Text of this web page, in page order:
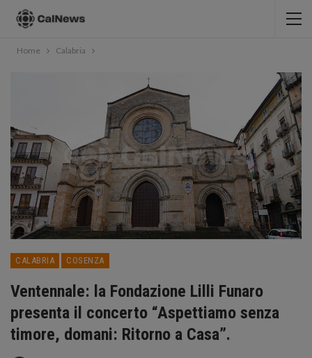
Home Calabria
CALABRIA COSENZA
Ventennale: la Fondazione Lilli Funaro
presenta il concerto “Aspettiamo senza
timore, domani: Ritorno a Casa”.